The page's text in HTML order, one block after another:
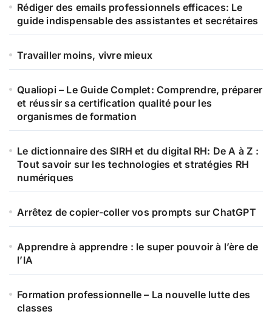
Rédiger des emails professionnels efficaces: Le
guide indispensable des assistantes et secrétaires
Travailler moins, vivre mieux
Qualiopi – Le Guide Complet: Comprendre, préparer
et réussir sa certification qualité pour les
organismes de formation
Le dictionnaire des SIRH et du digital RH: De A à Z :
Tout savoir sur les technologies et stratégies RH
numériques
Arrêtez de copier-coller vos prompts sur ChatGPT
Apprendre à apprendre : le super pouvoir à l’ère de
l’IA
Formation professionnelle – La nouvelle lutte des
classes